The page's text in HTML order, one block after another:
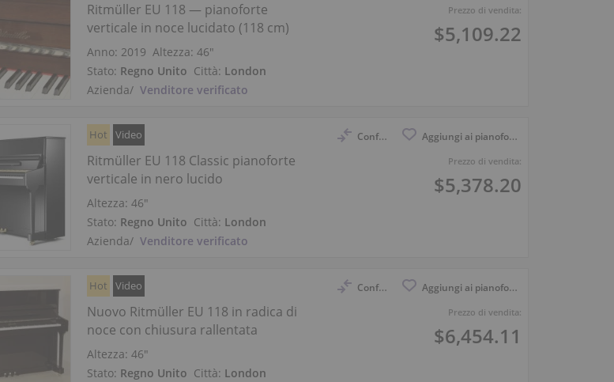
Prezzo di vendita:
$5,109.22
Ritmüller EU 118 — pianoforte
verticale in noce lucidato (118 cm)
Anno: 2019 Altezza:46″
Stato: Regno Unito Città: London
Azienda/ Venditore verificato
Confronto Aggiungi ai pianoforti osservati
Prezzo di vendita:
$5,378.20
Hot Video
Ritmüller EU 118 Classic pianoforte
verticale in nero lucido
Altezza:46″
Stato: Regno Unito Città: London
Azienda/ Venditore verificato
Confronto Aggiungi ai pianoforti osservati
Prezzo di vendita:
$6,454.11
Hot Video
Nuovo Ritmüller EU 118 in radica di
noce con chiusura rallentata
Altezza:46″
Stato: Regno Unito Città: London